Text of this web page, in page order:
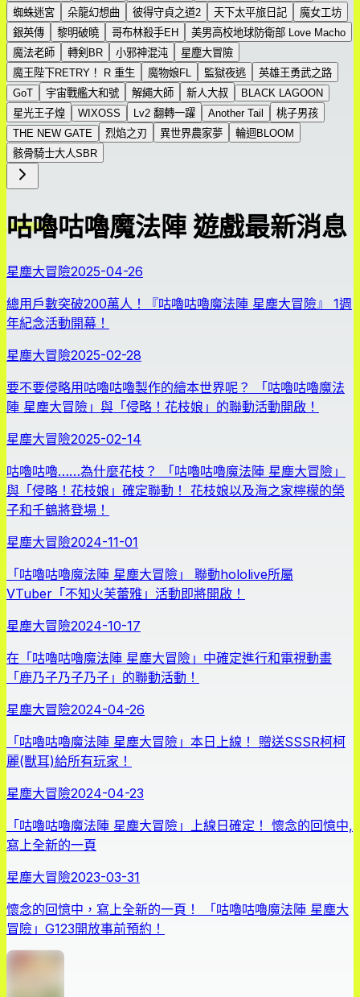
蜘蛛迷宮
朵龍幻想曲 彼得守貞之道2 天下太平旅日記
魔女工坊
銀英傳
黎明破曉 哥布林殺手EH
美男高校地球防衛部 Love Macho
魔法老師
轉剣BR 小邪神混沌
星塵大冒險
魔王陛下RETRY！ R 重生
魔物娘FL 監獄夜逃
英雄王勇武之路
GoT
宇宙戰艦大和號 解繩大師 新人大叔
BLACK LAGOON
星光王子煌
WIXOSS Lv2 翻轉一躍 Another Tail
桃子男孩
THE NEW GATE
烈焰之刃 異世界農家夢
輪迴BLOOM
骸骨騎士大人SBR
咕嚕咕嚕魔法陣 遊戲最新消息
星塵大冒險2025-04-26
總用戶數突破200萬人！『咕嚕咕嚕魔法陣 星塵大冒險』 1週
年紀念活動開幕！
星塵大冒險2025-02-28
要不要侵略用咕嚕咕嚕製作的繪本世界呢？ 「咕嚕咕嚕魔法
陣 星塵大冒險」與「侵略！花枝娘」的聯動活動開啟！
星塵大冒險2025-02-14
咕嚕咕嚕……為什麼花枝？ 「咕嚕咕嚕魔法陣 星塵大冒險」
與「侵略！花枝娘」確定聯動！ 花枝娘以及海之家檸檬的榮
子和千鶴將登場！
星塵大冒險2024-11-01
「咕嚕咕嚕魔法陣 星塵大冒險」 聯動hololive所屬
VTuber「不知火芙蕾雅」活動即將開啟！
星塵大冒險2024-10-17
在「咕嚕咕嚕魔法陣 星塵大冒險」中確定進行和電視動畫
「鹿乃子乃子乃子」的聯動活動！
星塵大冒險2024-04-26
「咕嚕咕嚕魔法陣 星塵大冒險」本日上線！ 贈送SSSR柯柯
麗(獸耳)給所有玩家！
星塵大冒險2024-04-23
「咕嚕咕嚕魔法陣 星塵大冒險」上線日確定！ 懷念的回憶中,
寫上全新的一頁
星塵大冒險2023-03-31
懷念的回憶中，寫上全新的一頁！ 「咕嚕咕嚕魔法陣 星塵大
冒險」G123開放事前預約！